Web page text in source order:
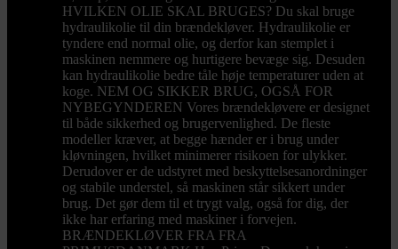
HVILKEN OLIE SKAL BRUGES? Du skal bruge
hydraulikolie til din brændekløver. Hydraulikolie er
tyndere end normal olie, og derfor kan stemplet i
maskinen nemmere og hurtigere bevæge sig. Desuden
kan hydraulikolie bedre tåle høje temperaturer uden at
koge. NEM OG SIKKER BRUG, OGSÅ FOR
NYBEGYNDEREN Vores brændekløvere er designet
til både sikkerhed og brugervenlighed. De fleste
modeller kræver, at begge hænder er i brug under
kløvningen, hvilket minimerer risikoen for ulykker.
Derudover er de udstyret med beskyttelsesanordninger
og stabile understel, så maskinen står sikkert under
brug. Det gør dem til et trygt valg, også for dig, der
ikke har erfaring med maskiner i forvejen.
BRÆNDEKLØVER FRA FRA